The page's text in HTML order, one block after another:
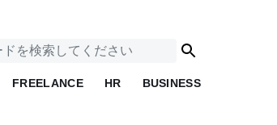
FREELANCE HR BUSINESS